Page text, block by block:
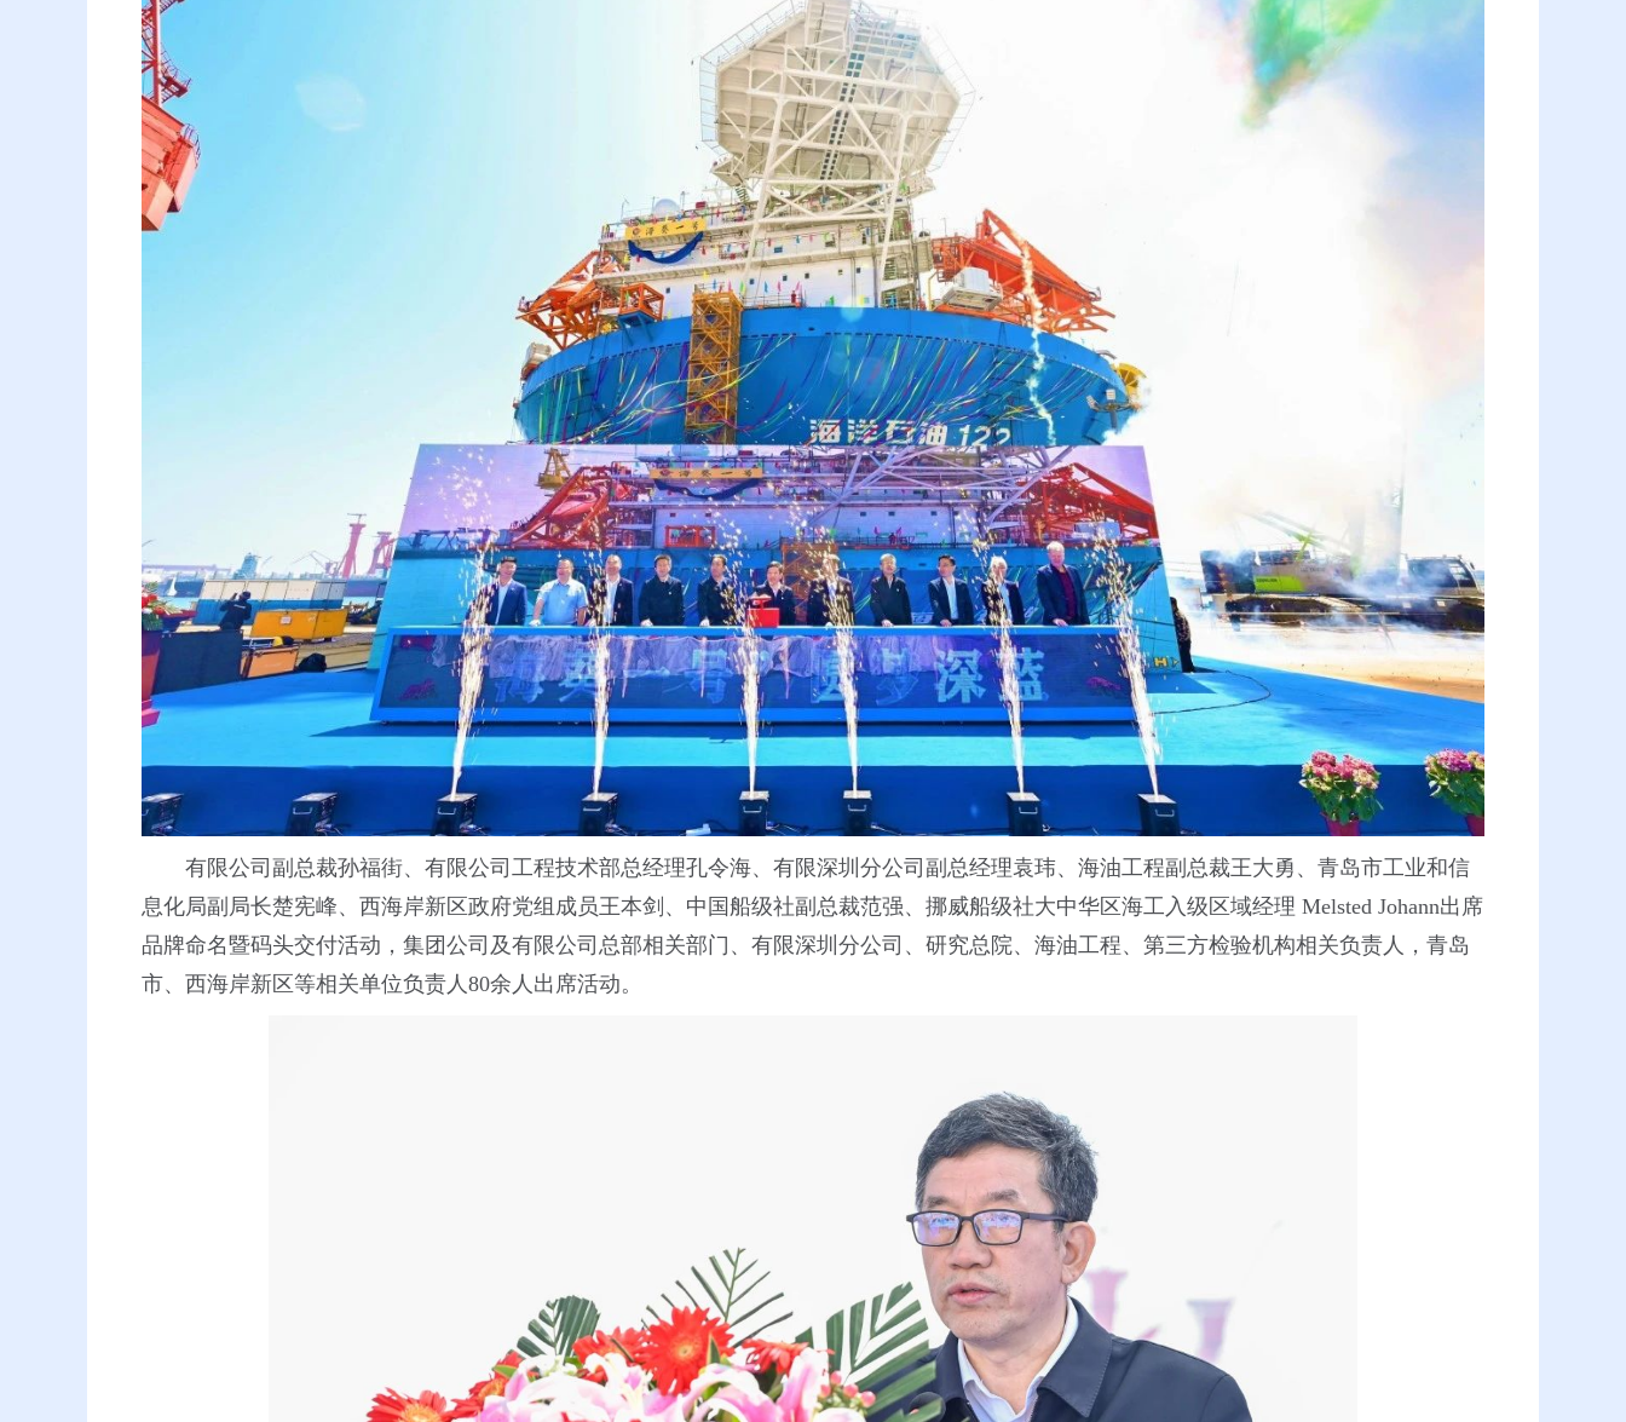
有限公司副总裁孙福街、有限公司工程技术部总经理孔令海、有限深圳分公司副总经理袁玮、海油工程副总裁王大勇、青岛市工业和信
息化局副局长楚宪峰、西海岸新区政府党组成员王本剑、中国船级社副总裁范强、挪威船级社大中华区海工入级区域经理 Melsted Johann出席
品牌命名暨码头交付活动，集团公司及有限公司总部相关部门、有限深圳分公司、研究总院、海油工程、第三方检验机构相关负责人，青岛
市、西海岸新区等相关单位负责人80余人出席活动。